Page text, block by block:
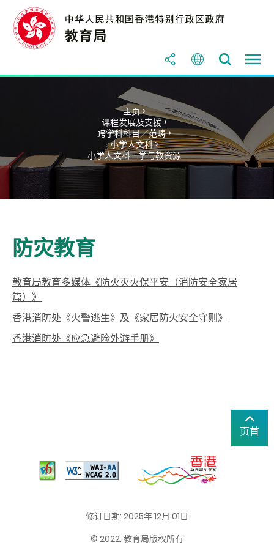
主页 >
课程发展及支援 >
跨学科科目／范畴 >
小学人文科 >
小学人文科 - 学与教资源
防灾教育
教育局教育多媒体《防火灭火保平安（消防安全家居
篇）》
香港消防处《火警逃生》及《家居防火安全守则》
香港消防处《应急避险外游手册》
页首
修订日期: 2025年 12月 01日
© 2022. 教育局版权所有